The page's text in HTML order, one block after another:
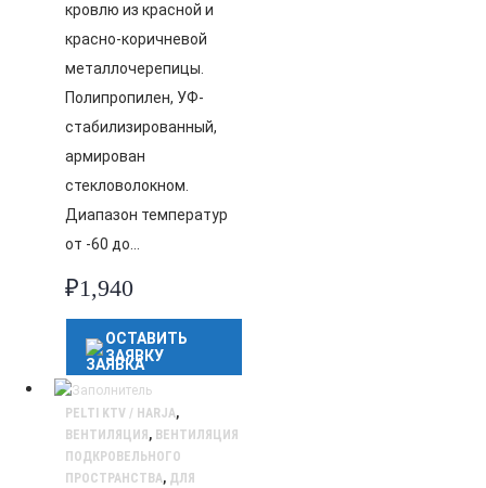
кровлю из красной и
красно-коричневой
металлочерепицы.
Полипропилен, УФ-
стабилизированный,
армирован
стекловолокном.
Диапазон температур
от -60 до…
₽1,940
ОСТАВИТЬ
ЗАЯВКУ
PELTI KTV / HARJA,
ВЕНТИЛЯЦИЯ , ВЕНТИЛЯЦИЯ
ПОДКРОВЕЛЬНОГО
ПРОСТРАНСТВА, ДЛЯ